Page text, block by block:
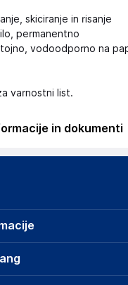
skiciranje in risanje
permanentno
vodoodporno na
varnostni list.
in dokumenti
o.o.